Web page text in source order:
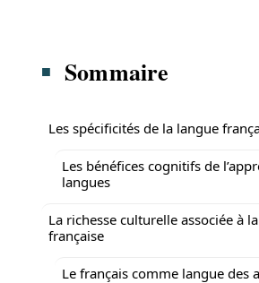
Sommaire
Les spécificités de la langue
Les bénéfices cognitifs de
langues
La richesse culturelle associée à
française
Le français comme langue des